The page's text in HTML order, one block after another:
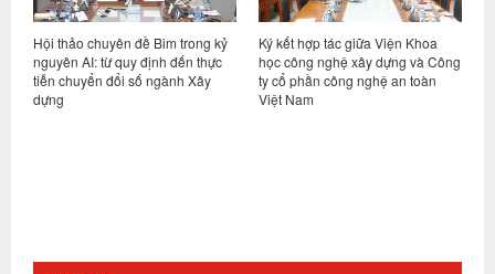
kỷ
thực
Ký kết hợp tác giữa Viện Khoa
học công nghệ xây dựng và Công
ty cổ phần công nghệ an toàn
Hội nghị sơ kết thực hiện nhiệm
vụ 6 tháng đầu năm và triển khai
nhiệm vụ kế hoạch các tháng
cuối năm 2026